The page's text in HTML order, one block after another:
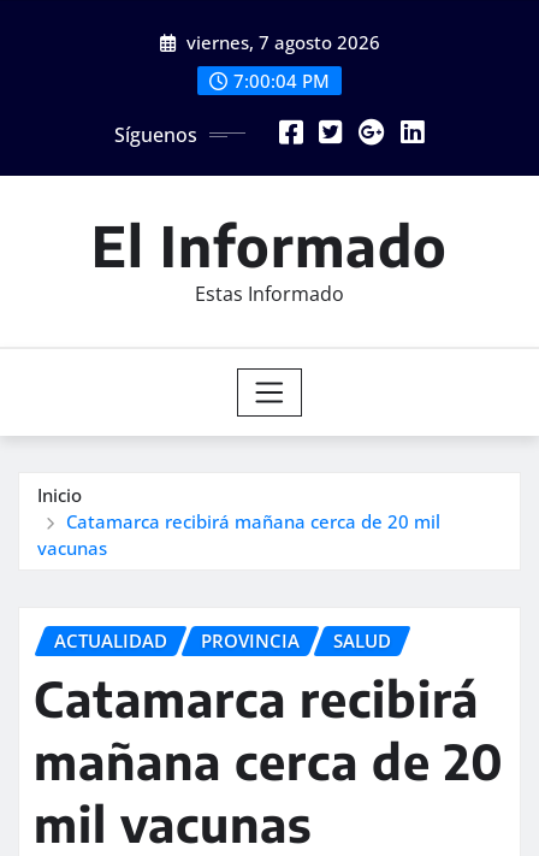
viernes, 7 agosto 2026
7:00:06 PM
Síguenos
El Informado
Estas Informado
Inicio
Catamarca recibirá mañana cerca de 20 mil
vacunas
ACTUALIDAD PROVINCIA SALUD
Catamarca recibirá
mañana cerca de 20
mil vacunas